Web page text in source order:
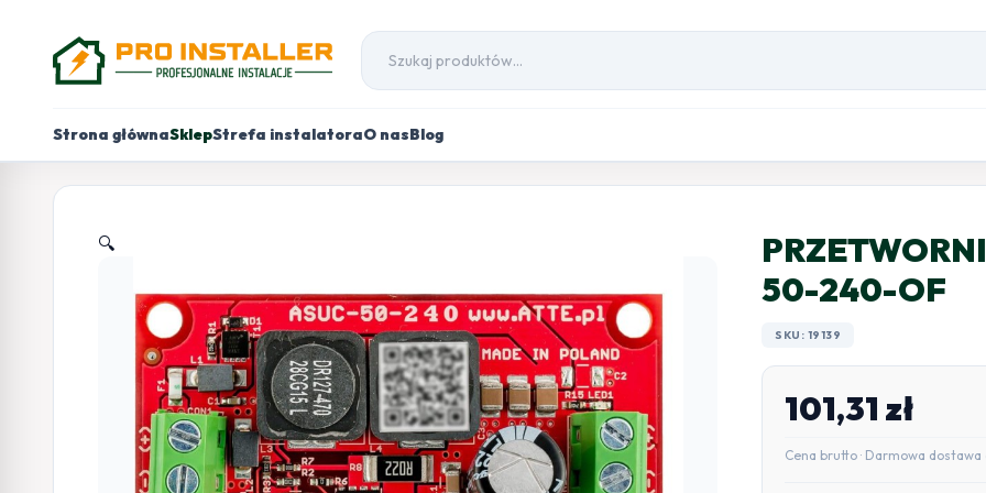
Strona głównaSklepStrefa instalatoraO nasBlog
🔍
50-240-OF
SKU: 19139
101,31 zł
Cena brutto · Darmowa dostawa